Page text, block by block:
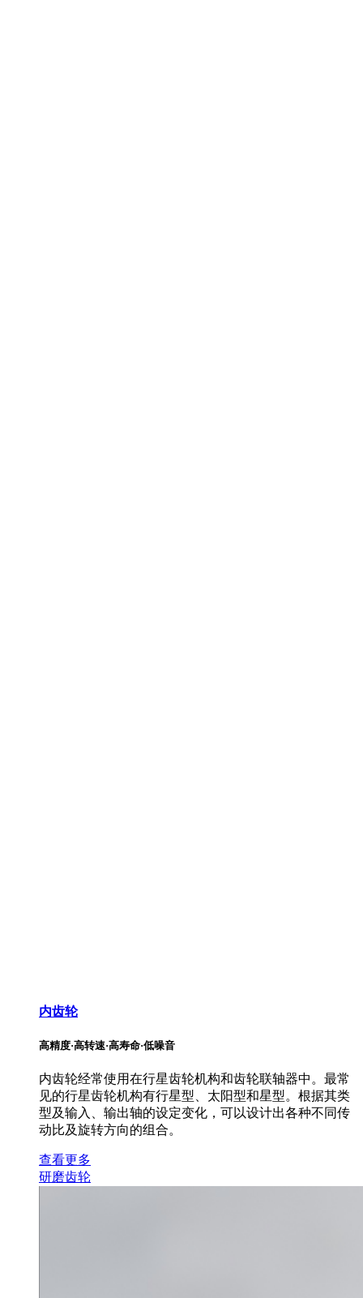
内齿轮
高精度·高转速·高寿命·低噪音
内齿轮经常使用在行星齿轮机构和齿轮联轴器中。最常
见的行星齿轮机构有行星型、太阳型和星型。根据其类
型及输入、输出轴的设定变化，可以设计出各种不同传
动比及旋转方向的组合。
查看更多
研磨齿轮